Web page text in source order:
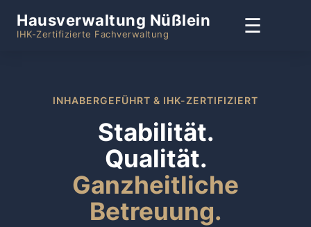
Hausverwaltung Nüßlein
IHK-Zertifizierte Fachverwaltung ☰
INHABERGEFÜHRT & IHK-ZERTIFIZIERT
Stabilität.
Qualität.
Ganzheitliche
Betreuung.